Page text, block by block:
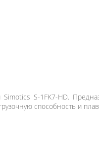
S-1FK7-HD.
способность и